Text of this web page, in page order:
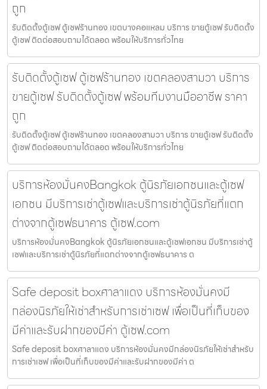
ถูก
รับติดตั้งตู้เซฟ ตู้เซฟร้านทอง เขตบางคอแหลม บริการ ขายตู้เซฟ รับติดตั้ง
ตู้เซฟ ติดต่อสอบถามได้ตลอด พร้อมให้บริการทั่วไทย
รับติดตั้งตู้เซฟ ตู้เซฟร้านทอง เขตคลองสามวา บริการ
ขายตู้เซฟ รับติดตั้งตู้เซฟ พร้อมทีมงานมืออาชีพ ราคา
ถูก
รับติดตั้งตู้เซฟ ตู้เซฟร้านทอง เขตคลองสามวา บริการ ขายตู้เซฟ รับติดตั้ง
ตู้เซฟ ติดต่อสอบถามได้ตลอด พร้อมให้บริการทั่วไทย
บริการห้องมั่นคงBangkok ตู้นิรภัยเอกชนและตู้เซฟ
เอกชน มีบริการเช่าตู้เซฟและบริการเช่าตู้นิรภัยที่แตก
ต่างจากตู้เซฟธนาคาร ตู้เซฟ.com
บริการห้องมั่นคงBangkok ตู้นิรภัยเอกชนและตู้เซฟเอกชน มีบริการเช่าตู้
เซฟและบริการเช่าตู้นิรภัยที่แตกต่างจากตู้เซฟธนาคาร ต
Safe deposit boxศาลาแดง บริการห้องมั่นคงมี
กล่องนิรภัยให้เช่าสำหรับการเช่าเซฟ เพื่อเป็นที่เก็บของ
มีค่าและรับฝากของมีค่า ตู้เซฟ.com
Safe deposit boxศาลาแดง บริการห้องมั่นคงมีกล่องนิรภัยให้เช่าสำหรับ
การเช่าเซฟ เพื่อเป็นที่เก็บของมีค่าและรับฝากของมีค่า ต